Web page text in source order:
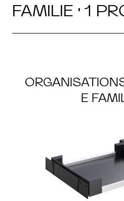
FAMILIE · 1
E